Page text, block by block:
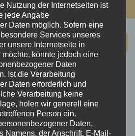
Nutzung der Internetseiten ist
jede Angabe
Daten möglich. Sofern eine
Services unseres
unsere Internetseite in
könnte jedoch eine
Daten
Ist die Verarbeitung
Daten erforderlich und
Verarbeitung keine
holen wir generell eine
Person ein.
Daten,
Namens, der Anschrift, E-Mail-